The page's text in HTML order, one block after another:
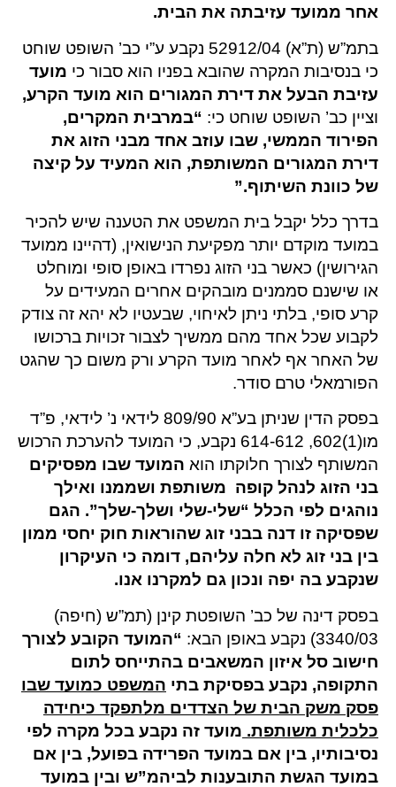
אחר ממועד עזיבתה את הבית.
בתמ”ש (ת”א) 52912/04 נקבע ע”י כב’ השופט שוחט
כי בנסיבות המקרה שהובא בפניו הוא סבור כי מועד
עזיבת הבעל את דירת המגורים הוא מועד הקרע,
וציין כב’ השופט שוחט כי: “במרבית המקרים,
הפירוד הממשי, שבו עוזב אחד מבני הזוג את
דירת המגורים המשותפת, הוא המעיד על קיצה
של כוונת השיתוף.”
בדרך כלל יקבל בית המשפט את הטענה שיש להכיר
במועד מוקדם יותר מפקיעת הנישואין, (דהיינו ממועד
הגירושין) כאשר בני הזוג נפרדו באופן סופי ומוחלט
או שישנם סממנים מובהקים אחרים המעידים על
קרע סופי, בלתי ניתן לאיחוי, שבעטיו לא יהא זה צודק
לקבוע שכל אחד מהם ממשיך לצבור זכויות ברכושו
של האחר אף לאחר מועד הקרע ורק משום כך שהגט
הפורמאלי טרם סודר.
בפסק הדין שניתן בע”א 809/90 לידאי נ’ לידאי, פ”ד
מו(1)602, 614-612 נקבע, כי המועד להערכת הרכוש
המשותף לצורך חלוקתו הוא המועד שבו מפסיקים
בני הזוג לנהל קופה משותפת ושממנו ואילך
נוהגים לפי הכלל “שלי-שלי ושלך-שלך”. הגם
שפסיקה זו דנה בבני זוג שהוראות חוק יחסי ממון
בין בני זוג לא חלה עליהם, דומה כי העיקרון
שנקבע בה יפה ונכון גם למקרנו אנו.
בפסק דינה של כב’ השופטת קינן (תמ”ש (חיפה)
3340/03) נקבע באופן הבא:
“המועד הקובע לצורך
חישוב סל איזון המשאבים בהתייחס לתום
התקופה, נקבע בפסיקת בתי המשפט כמועד שבו
פסק משק הבית של הצדדים מלתפקד כיחידה
כלכלית משותפת. מועד זה נקבע בכל מקרה לפי
נסיבותיו, בין אם במועד הפרידה בפועל, בין אם
במועד הגשת התובענות לביהמ”ש ובין במועד